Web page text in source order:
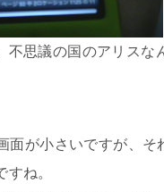
不思議の国のアリスな
面が小さいですが、そ
ね。